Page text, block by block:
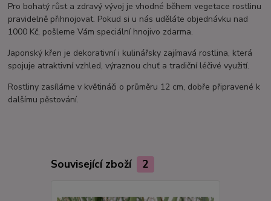
Pro bohatý růst a zdravý vývoj je vhodné během vegetace rostlinu
pravidelně přihnojovat. Pokud si u nás uděláte objednávku nad
1000 Kč, pošleme Vám speciální hnojivo zdarma.
Japonský křen je dekorativní i kulinářsky zajímavá rostlina, která
spojuje atraktivní vzhled, výraznou chuť a tradiční léčivé využití.
Rostliny zasíláme v květináči o průměru 12 cm, dobře připravené k
dalšímu pěstování.
Související zboží 2